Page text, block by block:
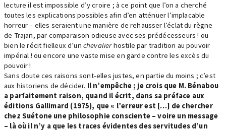
lecture il est impossible d’y croire ; à ce point que l’on a cherché
toutes les explications possibles afin d’en atténuer l’implacable
horreur – elles seraient une manière de rehausser l’éclat du règne
de Trajan, par comparaison odieuse avec ses prédécesseurs ! ou
bien le récit fielleux d’un chevalierhostile par tradition au pouvoir
impérial ! ou encore une vaste mise en garde contre les excès du
pouvoir !
Sans doute ces raisons sont-elles justes, en partie du moins ; c’est
aux historiens de décider. Il n’empêche ; je crois que M. Bénabou
a parfaitement raison, quand il écrit, dans sa préface aux
éditions Gallimard (1975), que « l’erreur est […] de chercher
chez Suétone une philosophie consciente – voire un message
– là où il n’y a que les traces évidentes des servitudes d’un